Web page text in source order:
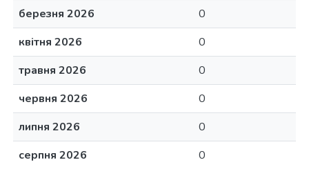
березня 2026
0
квітня 2026
0
травня 2026
0
червня 2026
0
липня 2026
0
серпня 2026
0